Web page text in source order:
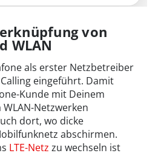
von
WLAN
als erster Netzbetreiber
eingeführt. Damit
Kunde mit Deinem
Netzwerken
dort, wo dicke
abschirmen.
LTE-Netz zu wechseln ist